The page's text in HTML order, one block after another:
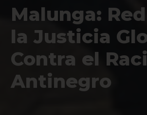
Malunga:
la Justicia
Contra el
Antinegro